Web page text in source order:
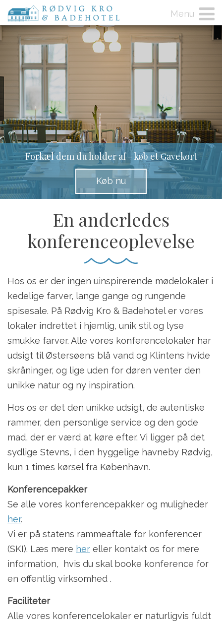
Menu
Forkæl dem du holder af - køb et Gavekort
Køb nu
En anderledes
konferenceoplevelse
Hos os er der ingen uinspirerende mødelokaler i
kedelige farver, lange gange og rungende
spisesale. På Rødvig Kro & Badehotel er vores
lokaler indrettet i hjemlig, unik stil og lyse
smukke farver. Alle vores konferencelokaler har
udsigt til Østersøens blå vand og Klintens hvide
skråninger, og lige uden for døren venter den
unikke natur og ny inspiration.
Hos os er det den unikke udsigt, de autentiske
rammer, den personlige service og den gode
mad, der er værd at køre efter. Vi ligger på det
sydlige Stevns, i den hyggelige havneby Rødvig,
kun 1 times kørsel fra København.
Konferencepakker
Se alle vores konferencepakker og muligheder
her.
Vi er på statens rammeaftale for konferencer
(SKI). Læs mere her eller kontakt os for mere
information, hvis du skal booke konference for
en offentlig virksomhed .
Faciliteter
Alle vores konferencelokaler er naturligvis fuldt